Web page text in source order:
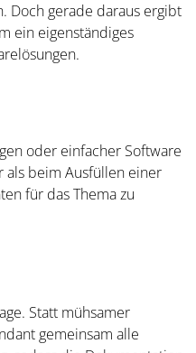
Doch gerade daraus ergibt
ein eigenständiges
oder einfacher Software
als beim Ausfüllen einer
für das Thema zu
Statt mühsamer
gemeinsam alle